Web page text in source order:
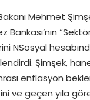
Mehmet
Bankası’nın
NSosyal
Şimşek,
enflasyon
ve geçen yıla